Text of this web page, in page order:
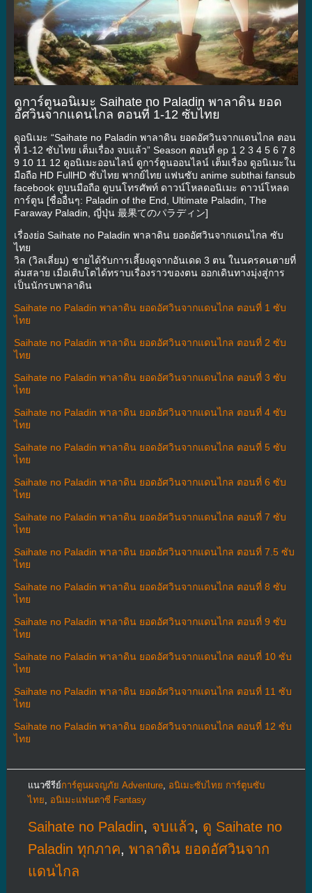
ดูการ์ตูนอนิเมะ Saihate no Paladin พาลาดิน ยอด
อัศวินจากแดนไกล ตอนที่ 1-12 ซับไทย
ดูอนิเมะ “Saihate no Paladin พาลาดิน ยอดอัศวินจากแดนไกล ตอน
ที่ 1-12 ซับไทย เต็มเรื่อง จบแล้ว” Season ตอนที่ ep 1 2 3 4 5 6 7 8
9 10 11 12 ดูอนิเมะออนไลน์ ดูการ์ตูนออนไลน์ เต็มเรื่อง ดูอนิเมะใน
มือถือ HD FullHD ซับไทย พากย์ไทย แฟนซับ anime subthai fansub
facebook ดูบนมือถือ ดูบนโทรศัพท์ ดาวน์โหลดอนิเมะ ดาวน์โหลด
การ์ตูน [ชื่ออื่นๆ: Paladin of the End, Ultimate Paladin, The
Faraway Paladin, ญี่ปุ่น 最果てのパラディン]
เรื่องย่อ Saihate no Paladin พาลาดิน ยอดอัศวินจากแดนไกล ซับ
ไทย
วิล (วิลเลี่ยม) ชายได้รับการเลี้ยงดูจากอันเดด 3 ตน ในนครคนตายที่
ล่มสลาย เมื่อเติบโตได้ทราบเรื่องราวของตน ออกเดินทางมุ่งสู่การ
เป็นนักรบพาลาดิน
Saihate no Paladin พาลาดิน ยอดอัศวินจากแดนไกล ตอนที่ 1 ซับ
ไทย
Saihate no Paladin พาลาดิน ยอดอัศวินจากแดนไกล ตอนที่ 2 ซับ
ไทย
Saihate no Paladin พาลาดิน ยอดอัศวินจากแดนไกล ตอนที่ 3 ซับ
ไทย
Saihate no Paladin พาลาดิน ยอดอัศวินจากแดนไกล ตอนที่ 4 ซับ
ไทย
Saihate no Paladin พาลาดิน ยอดอัศวินจากแดนไกล ตอนที่ 5 ซับ
ไทย
Saihate no Paladin พาลาดิน ยอดอัศวินจากแดนไกล ตอนที่ 6 ซับ
ไทย
Saihate no Paladin พาลาดิน ยอดอัศวินจากแดนไกล ตอนที่ 7 ซับ
ไทย
Saihate no Paladin พาลาดิน ยอดอัศวินจากแดนไกล ตอนที่ 7.5 ซับ
ไทย
Saihate no Paladin พาลาดิน ยอดอัศวินจากแดนไกล ตอนที่ 8 ซับ
ไทย
Saihate no Paladin พาลาดิน ยอดอัศวินจากแดนไกล ตอนที่ 9 ซับ
ไทย
Saihate no Paladin พาลาดิน ยอดอัศวินจากแดนไกล ตอนที่ 10 ซับ
ไทย
Saihate no Paladin พาลาดิน ยอดอัศวินจากแดนไกล ตอนที่ 11 ซับ
ไทย
Saihate no Paladin พาลาดิน ยอดอัศวินจากแดนไกล ตอนที่ 12 ซับ
ไทย
แนวซีรีย์การ์ตูนผจญภัย Adventure, อนิเมะซับไทย การ์ตูนซับ
ไทย, อนิเมะแฟนตาซี Fantasy
Saihate no Paladin, จบแล้ว, ดู Saihate no
Paladin ทุกภาค, พาลาดิน ยอดอัศวินจาก
แดนไกล